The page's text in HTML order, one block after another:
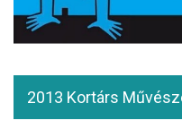
2013 Kortárs